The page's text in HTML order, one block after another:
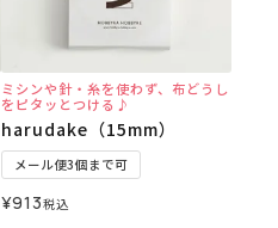
ミシンや針・糸を使わず、布どうし
をピタッとつける♪
harudake（15mm）
メール便3個まで可
¥913税込